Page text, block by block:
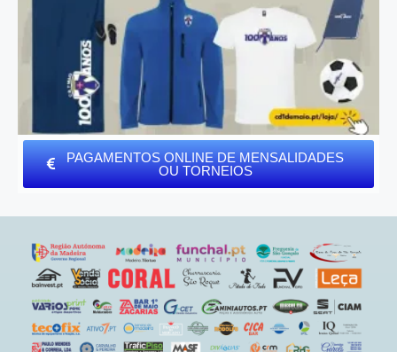
PAGAMENTOS ONLINE DE MENSALIDADES
OU TORNEIOS